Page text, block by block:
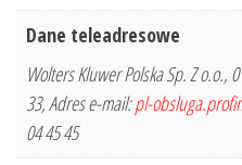
Dane teleadresowe
Wolters Kluwer Polska Sp. Z o.o.,
33, Adres e-mail:pl-
04 45 45